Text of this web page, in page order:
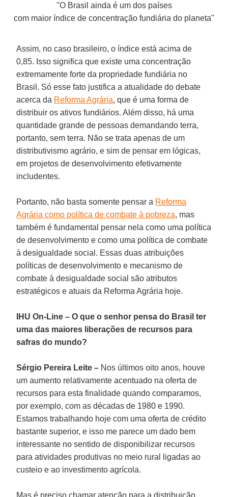
"O Brasil ainda é um dos países
com maior índice de concentração fundiária do planeta"
Assim, no caso brasileiro, o índice está acima de
0,85. Isso significa que existe uma concentração
extremamente forte da propriedade fundiária no
Brasil. Só esse fato justifica a atualidade do debate
acerca da Reforma Agrária, que é uma forma de
distribuir os ativos fundiários. Além disso, há uma
quantidade grande de pessoas demandando terra,
portanto, sem terra. Não se trata apenas de um
distributivismo agrário, e sim de pensar em lógicas,
em projetos de desenvolvimento efetivamente
includentes.
Portanto, não basta somente pensar a Reforma
Agrária como política de combate à pobreza, mas
também é fundamental pensar nela como uma política
de desenvolvimento e como uma política de combate
à desigualdade social. Essas duas atribuições
políticas de desenvolvimento e mecanismo de
combate à desigualdade social são atributos
estratégicos e atuais da Reforma Agrária hoje.
IHU On-Line – O que o senhor pensa do Brasil ter
uma das maiores liberações de recursos para
safras do mundo?
Sérgio Pereira Leite – Nos últimos oito anos, houve
um aumento relativamente acentuado na oferta de
recursos para esta finalidade quando comparamos,
por exemplo, com as décadas de 1980 e 1990.
Estamos trabalhando hoje com uma oferta de crédito
bastante superior, e isso me parece um dado bem
interessante no sentido de disponibilizar recursos
para atividades produtivas no meio rural ligadas ao
custeio e ao investimento agrícola.
Mas é preciso chamar atenção para a distribuição